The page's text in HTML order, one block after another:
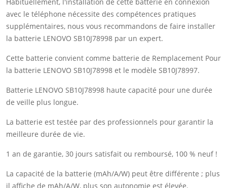
avec le téléphone nécessite des compétences pratiques
supplémentaires, nous vous recommandons de faire installer
la batterie LENOVO SB10J78998 par un expert.
Cette batterie convient comme batterie de Remplacement Pour
la batterie LENOVO SB10J78998 et le modèle SB10J78997.
Batterie LENOVO SB10J78998 haute capacité pour une durée
de veille plus longue.
La batterie est testée par des professionnels pour garantir la
meilleure durée de vie.
1 an de garantie, 30 jours satisfait ou remboursé, 100 % neuf !
La capacité de la batterie (mAh/A/W) peut être différente ; plus
il affiche de mAh/A/W, plus son autonomie est élevée.